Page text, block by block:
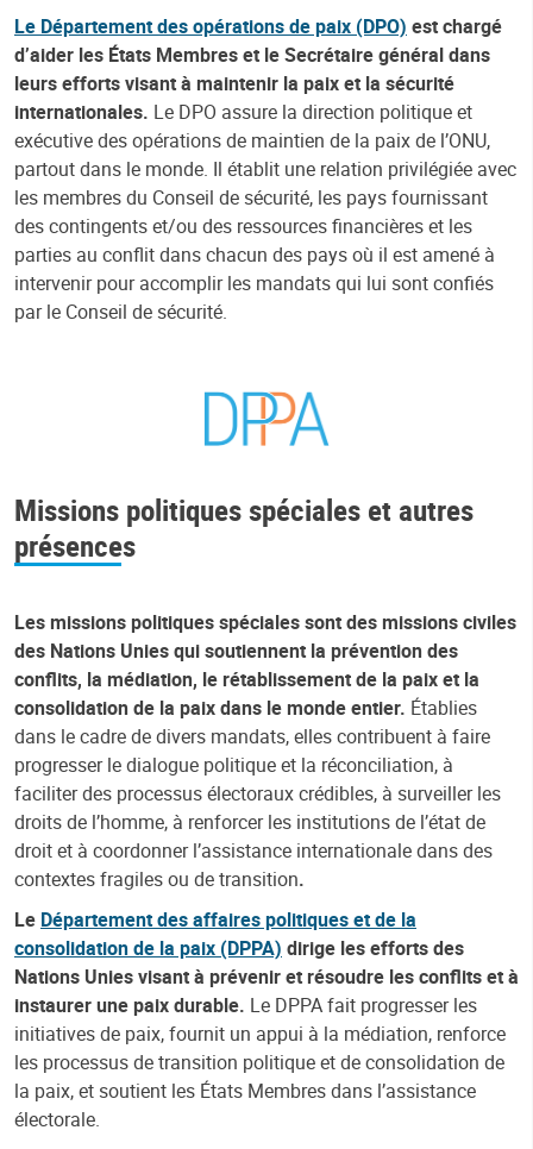
Le Département des opérations de paix (DPO) est chargé
d’aider les États Membres et le Secrétaire général dans
leurs efforts visant à maintenir la paix et la sécurité
internationales. Le DPO assure la direction politique et
exécutive des opérations de maintien de la paix de l’ONU,
partout dans le monde. Il établit une relation privilégiée avec
les membres du Conseil de sécurité, les pays fournissant
des contingents et/ou des ressources financières et les
parties au conflit dans chacun des pays où il est amené à
intervenir pour accomplir les mandats qui lui sont confiés
par le Conseil de sécurité.
Missions politiques spéciales et autres
présences
Les missions politiques spéciales sont des missions civiles
des Nations Unies qui soutiennent la prévention des
conflits, la médiation, le rétablissement de la paix et la
consolidation de la paix dans le monde entier. Établies
dans le cadre de divers mandats, elles contribuent à faire
progresser le dialogue politique et la réconciliation, à
faciliter des processus électoraux crédibles, à surveiller les
droits de l’homme, à renforcer les institutions de l’état de
droit et à coordonner l’assistance internationale dans des
contextes fragiles ou de transition.
Le Département des affaires politiques et de la
consolidation de la paix (DPPA) dirige les efforts des
Nations Unies visant à prévenir et résoudre les conflits et à
instaurer une paix durable. Le DPPA fait progresser les
initiatives de paix, fournit un appui à la médiation, renforce
les processus de transition politique et de consolidation de
la paix, et soutient les États Membres dans l’assistance
électorale.